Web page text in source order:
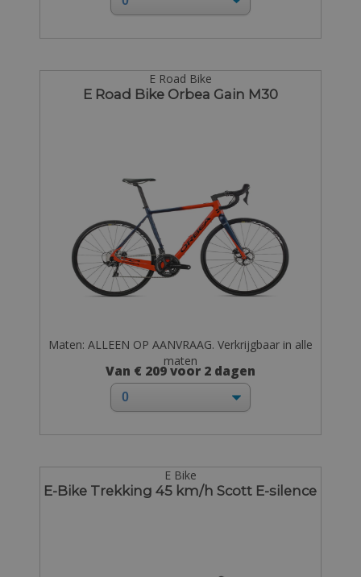
E Road Bike
E Road Bike Orbea Gain M30
Maten: ALLEEN OP AANVRAAG. Verkrijgbaar in alle
maten
Van € 209 voor 2 dagen
E Bike
E-Bike Trekking 45 km/h Scott E-silence